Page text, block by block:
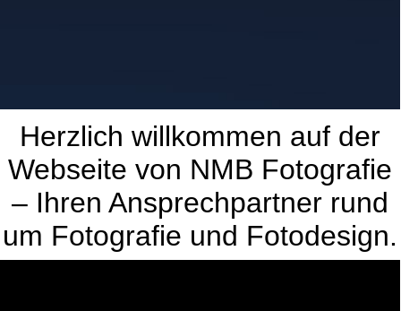
Herzlich willkommen auf der
Webseite von NMB Fotografie
– Ihren Ansprechpartner rund
um Fotografie und Fotodesign.